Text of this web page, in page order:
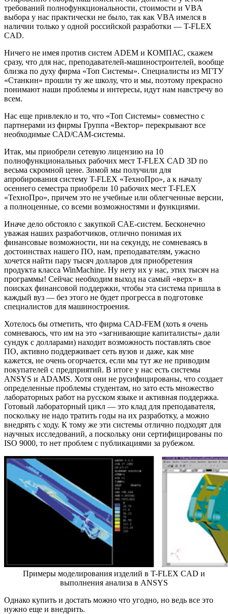
требований полнофункциональности, стоимости и VBA
выбора у нас практически не было, так как VBA имелся в
наличии только у одной российской разработки — T-FLEX
CAD.
Ничего не имея против систем ADEM и КОМПАС, скажем
сразу, что для нас, преподавателей-машиностроителей, вообще
близка по духу фирма «Топ Системы». Специалисты из МГТУ
«Станкин» прошли ту же школу, что и мы, поэтому прекрасно
понимают наши проблемы и интересы, идут нам навстречу во
всем.
Нас еще привлекло и то, что «Топ Системы» совместно с
партнерами из фирмы Группа «Вектор» перекрывают все
необходимые CAD/CAM-системы.
Итак, мы приобрели сетевую лицензию на 10
полнофункциональных рабочих мест T-FLEX CAD 3D по
весьма скромной цене. Зимой мы получили для
апробирования систему T-FLEX «ТехноПро», а к началу
осеннего семестра приобрели 10 рабочих мест T-FLEX
«ТехноПро», причем это не учебные или облегченные версии,
а полноценные, со всеми возможностями и функциями.
Иначе дело обстояло с закупкой CAE-систем. Бесконечно
уважая наших разработчиков, отлично понимая их
финансовые возможности, ни на секунду, не сомневаясь в
достоинствах нашего ПО, нам, преподавателям, ужасно
хочется найти пару тысяч долларов для приобретения
продукта класса WinMachine. Ну нету их у нас, этих тысяч на
программы! Сейчас необходим выход на самый «верх» в
поисках финансовой поддержки, чтобы эта система пришла в
каждый вуз — без этого не будет прогресса в подготовке
специалистов для машиностроения.
Хотелось бы отметить, что фирма CAD-FEM (хоть я очень
сомневаюсь, что им на это «загнивающие капиталисты» дали
сундук с долларами) находит возможность поставлять свое
ПО, активно поддерживает сеть вузов и даже, как мне
кажется, не очень огорчается, если мы тут же не приводим
покупателей с предприятий. В итоге у нас есть системы
ANSYS и ADAMS. Хотя они не русифицированы, что создает
определенные проблемы студентам, но зато есть множество
лабораторных работ на русском языке и активная поддержка.
Готовый лабораторный цикл — это клад для преподавателя,
поскольку не надо тратить годы на их разработку, а можно
внедрять с ходу. К тому же эти системы отлично подходят для
научных исследований, а поскольку они сертифицированы по
ISO 9000, то нет проблем с публикациями за рубежом.
Примеры моделирования изделий в T-FLEX CAD и
выполнения анализа в ANSYS
Однако купить и достать можно что угодно, но ведь все это
нужно еще и внедрить.